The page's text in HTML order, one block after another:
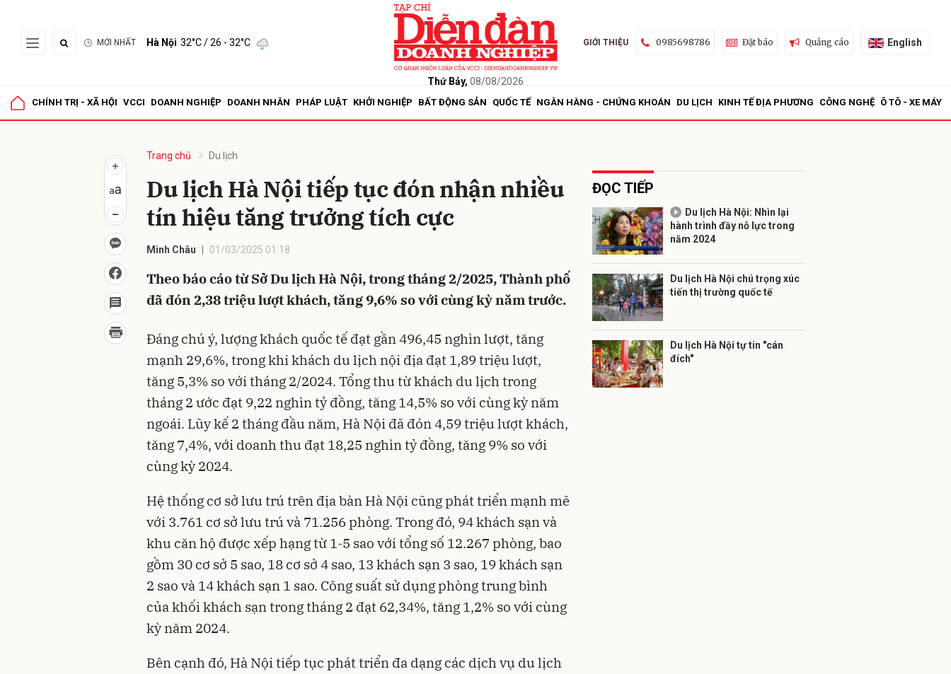
MỚI NHẤT Hà Nội 32°C/ 26 - 32°C
Thứ Bảy, 08/08/2026
GIỚI THIỆU 0985698786 Đặt báo Quảng cáo English
CHÍNH TRỊ - XÃ HỘI VCCI DOANH NGHIỆP DOANH NHÂN PHÁP LUẬT KHỞI NGHIỆP BẤT ĐỘNG SẢN QUỐC TẾ NGÂN HÀNG - CHỨNG KHOÁN DU LỊCH KINH TẾ ĐỊA PHƯƠNG CÔNG NGHỆ Ô TÔ - XE MÁY
Trang chủ Du lịch
Du lịch Hà Nội tiếp tục đón nhận nhiều
tín hiệu tăng trưởng tích cực
Minh Châu 01/03/2025 01:18
Theo báo cáo từ Sở Du lịch Hà Nội, trong tháng 2/2025, Thành phố
đã đón 2,38 triệu lượt khách, tăng 9,6% so với cùng kỳ năm trước.
Đáng chú ý, lượng khách quốc tế đạt gần 496,45 nghìn lượt, tăng
mạnh 29,6%, trong khi khách du lịch nội địa đạt 1,89 triệu lượt,
tăng 5,3% so với tháng 2/2024. Tổng thu từ khách du lịch trong
tháng 2 ước đạt 9,22 nghìn tỷ đồng, tăng 14,5% so với cùng kỳ năm
ngoái. Lũy kế 2 tháng đầu năm, Hà Nội đã đón 4,59 triệu lượt khách,
tăng 7,4%, với doanh thu đạt 18,25 nghìn tỷ đồng, tăng 9% so với
cùng kỳ 2024.
Hệ thống cơ sở lưu trú trên địa bàn Hà Nội cũng phát triển mạnh mẽ
với 3.761 cơ sở lưu trú và 71.256 phòng. Trong đó, 94 khách sạn và
khu căn hộ được xếp hạng từ 1-5 sao với tổng số 12.267 phòng, bao
gồm 30 cơ sở 5 sao, 18 cơ sở 4 sao, 13 khách sạn 3 sao, 19 khách sạn
2 sao và 14 khách sạn 1 sao. Công suất sử dụng phòng trung bình
của khối khách sạn trong tháng 2 đạt 62,34%, tăng 1,2% so với cùng
kỳ năm 2024.
Bên cạnh đó, Hà Nội tiếp tục phát triển đa dạng các dịch vụ du lịch
ĐỌC TIẾP
Du lịch Hà Nội: Nhìn lại
hành trình đầy nỗ lực trong
năm 2024
Du lịch Hà Nội chú trọng xúc
tiến thị trường quốc tế
Du lịch Hà Nội tự tin "cán
đích"
Gửi